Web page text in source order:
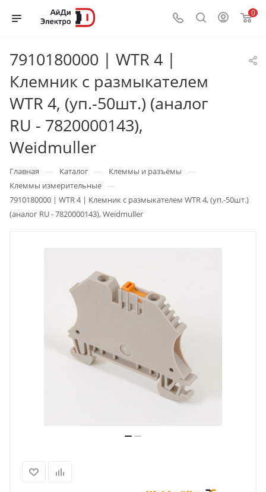
0
7910180000 | WTR 4 |
Клемник с размыкателем
WTR 4, (уп.-50шт.) (аналог
RU - 7820000143),
Weidmuller
Главная — Каталог — Клеммы и разъёмы —
Клеммы измерительные —
7910180000 | WTR 4 | Клемник с размыкателем WTR 4, (уп.-50шт.)
(аналог RU - 7820000143), Weidmuller